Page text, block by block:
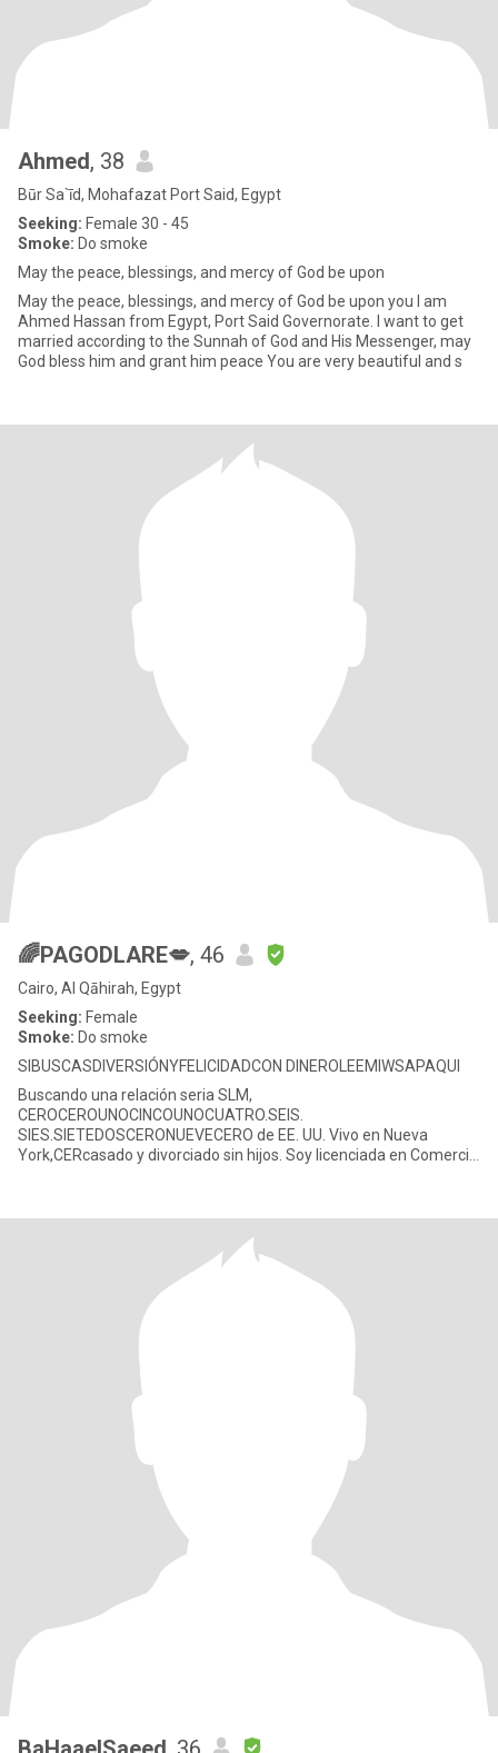
Ahmed, 38
Būr Sa`īd, Mohafazat Port Said, Egypt
Seeking: Female 30 - 45
Smoke: Do smoke
May the peace, blessings, and mercy of God be upon
May the peace, blessings, and mercy of God be upon you I am
Ahmed Hassan from Egypt, Port Said Governorate. I want to get
married according to the Sunnah of God and His Messenger, may
God bless him and grant him peace You are very beautiful and s
🌈PAGODLARE💋, 46
Cairo, Al Qāhirah, Egypt
Seeking: Female
Smoke: Do smoke
SIBUSCASDIVERSIÓNYFELICIDADCON DINEROLEEMIWSAPAQUI
Buscando una relación seria SLM,
CEROCEROUNOCINCOUNOCUATRO.SEIS.
SIES.SIETEDOSCERONUEVECERO de EE. UU. Vivo en Nueva
York,CERcasado y divorciado sin hijos. Soy licenciada en Comercio